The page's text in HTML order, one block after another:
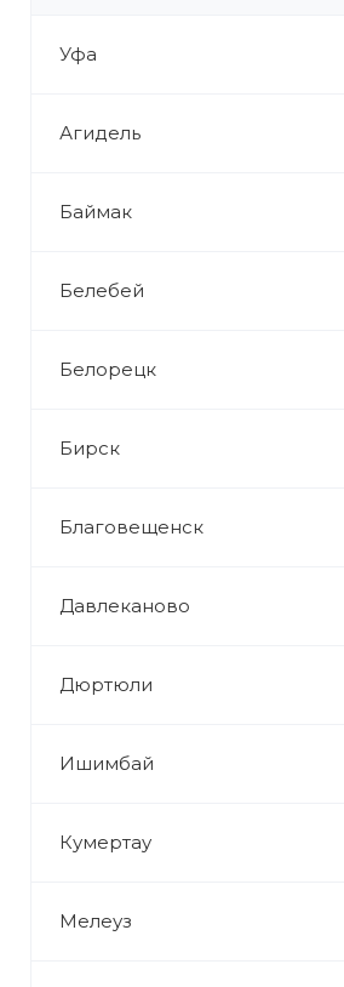
Уфа
Агидель
Баймак
Белебей
Белорецк
Бирск
Благовещенск
Давлеканово
Дюртюли
Ишимбай
Кумертау
Мелеуз